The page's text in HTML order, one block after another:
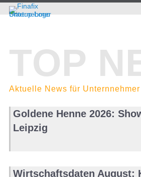
TOP
Aktuelle News für
Goldene Henne 2026:
Leipzig
Wirtschaftsdaten August: